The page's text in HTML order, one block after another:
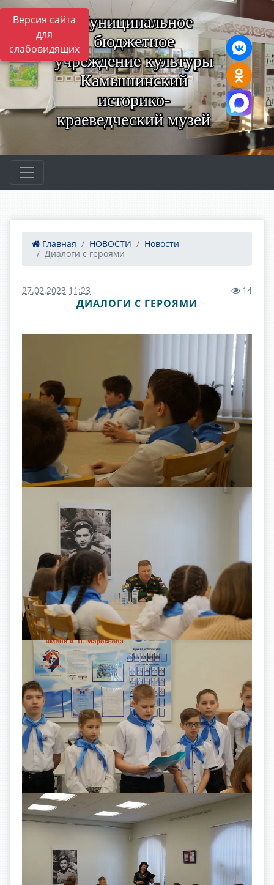
Версия сайта
для
слабовидящих
Муниципальное
бюджетное
учреждение культуры
Камышинский
историко-
краеведческий музей
Главная НОВОСТИ
Новости
Диалоги с героями
27.02.2023 11:23 14
ДИАЛОГИ С ГЕРОЯМИ